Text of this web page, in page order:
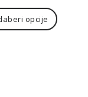
opcije